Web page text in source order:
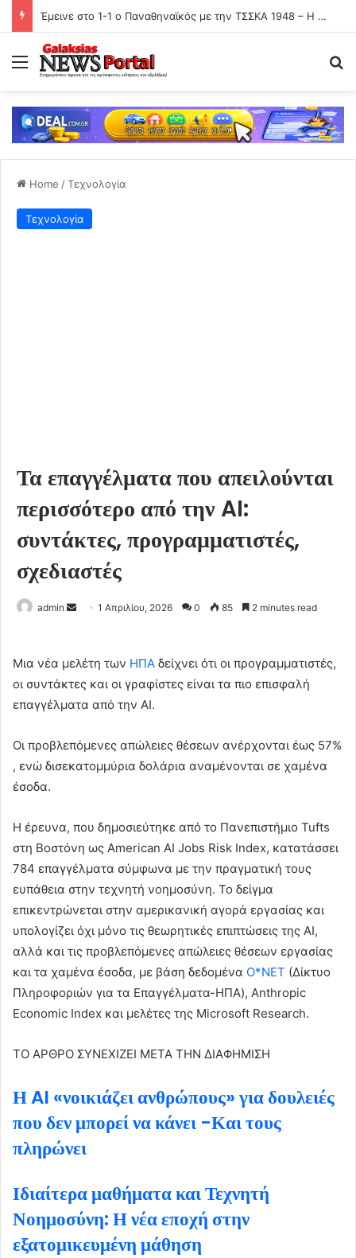
Έμεινε στο 1-1 ο Παναθηναϊκός με την ΤΣΣΚΑ 1948 – Η πρόκριση θα κριθεί στη Σόφια
Menu
Home /Τεχνολογία
Τεχνολογία
Τα επαγγέλματα που απειλούνται
περισσότερο από την AI:
συντάκτες, προγραμματιστές,
σχεδιαστές
admin
Send1 Απριλίου, 2026 0 85 2 minutes read
Μια νέα μελέτη των ΗΠΑ δείχνει ότι οι προγραμματιστές,
οι συντάκτες και οι γραφίστες είναι τα πιο επισφαλή
επαγγέλματα από την AI.
Οι προβλεπόμενες απώλειες θέσεων ανέρχονται έως 57%
, ενώ δισεκατομμύρια δολάρια αναμένονται σε χαμένα
έσοδα.
Η έρευνα, που δημοσιεύτηκε από το Πανεπιστήμιο Tufts
στη Βοστόνη ως American AI Jobs Risk Index, κατατάσσει
784 επαγγέλματα σύμφωνα με την πραγματική τους
ευπάθεια στην τεχνητή νοημοσύνη. Το δείγμα
επικεντρώνεται στην αμερικανική αγορά εργασίας και
υπολογίζει όχι μόνο τις θεωρητικές επιπτώσεις της AI,
αλλά και τις προβλεπόμενες απώλειες θέσεων εργασίας
και τα χαμένα έσοδα, με βάση δεδομένα O*NET (Δίκτυο
Πληροφοριών για τα Επαγγέλματα-ΗΠΑ), Anthropic
Economic Index και μελέτες της Microsoft Research.
ΤΟ ΑΡΘΡΟ ΣΥΝΕΧΙΖΕΙ ΜΕΤΑ ΤΗΝ ΔΙΑΦΗΜΙΣΗ
Η AI «νοικιάζει ανθρώπους» για δουλειές
που δεν μπορεί να κάνει -Και τους
πληρώνει
Ιδιαίτερα μαθήματα και Τεχνητή
Νοημοσύνη: Η νέα εποχή στην
εξατομικευμένη μάθηση